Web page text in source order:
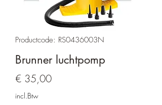
Productcode: RS0436003N
Brunner luchtpomp
€ 35,00Prijs
incl.Btw